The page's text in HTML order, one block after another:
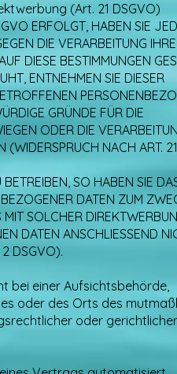
(Art. 21 DSGVO)
ERFOLGT, HABEN SIE
DIE VERARBEITUNG
DIESE BESTIMMUNGEN
ENTNEHMEN SIE DIESER
GRÜNDE FÜR DIE
ODER DIE
NACH ART.
SO HABEN SIE
DATEN ZUM
SOLCHER
DATEN ANSCHLIESSEND
2 DSGVO).
bei einer Aufsichtsbehörde,
oder des Orts des
oder gerichtlicher